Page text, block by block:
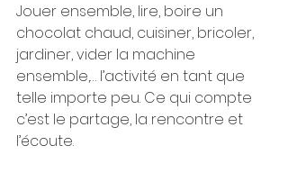
Jouer ensemble, lire, boire un
chocolat chaud, cuisiner, bricoler,
jardiner, vider la machine
ensemble,… l’activité en tant que
telle importe peu. Ce qui compte
c’est le partage, la rencontre et
l’écoute.